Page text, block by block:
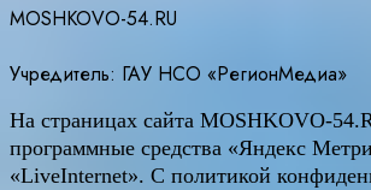
MOSHKOVO-54.RU
Учредитель: ГАУ НСО «РегионМедиа»
На страницах сайта MOSHKOVO-54.
программные средства «Яндекс
«LiveInternet». С политикой